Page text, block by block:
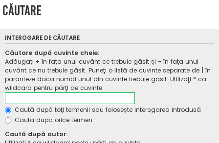
Căutare
INTEROGARE DE CĂUTARE
Căutare după cuvinte cheie:
Adăugaţi + în faţa unui cuvânt ce trebuie găsit şi - în faţa unui
cuvânt ce nu trebuie găsit. Puneţi o listă de cuvinte separate de
în
paranteze dacă numai unul din cuvinte trebuie găsit. Utilizaţi * ca
wildcard pentru părţi de cuvinte.
Caută după toţi termenii sau foloseşte interogarea introdusă
Caută după orice termen
Caută după autor: